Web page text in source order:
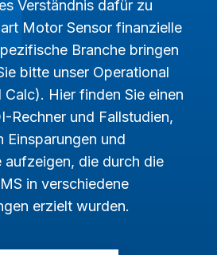
Verständnis dafür zu
Motor Sensor finanzielle
Branche bringen
bitte unser Operational
Hier finden Sie einen
Rechner und Fallstudien,
Einsparungen und
aufzeigen, die durch die
in verschiedene
erzielt wurden.